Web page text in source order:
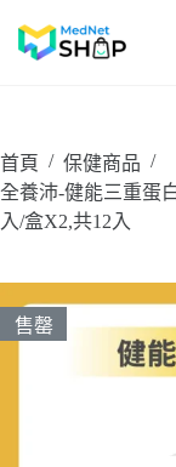
容
首頁 / 保健商品 /
全養沛-健能三重蛋
入/盒X2,共12入
售罄